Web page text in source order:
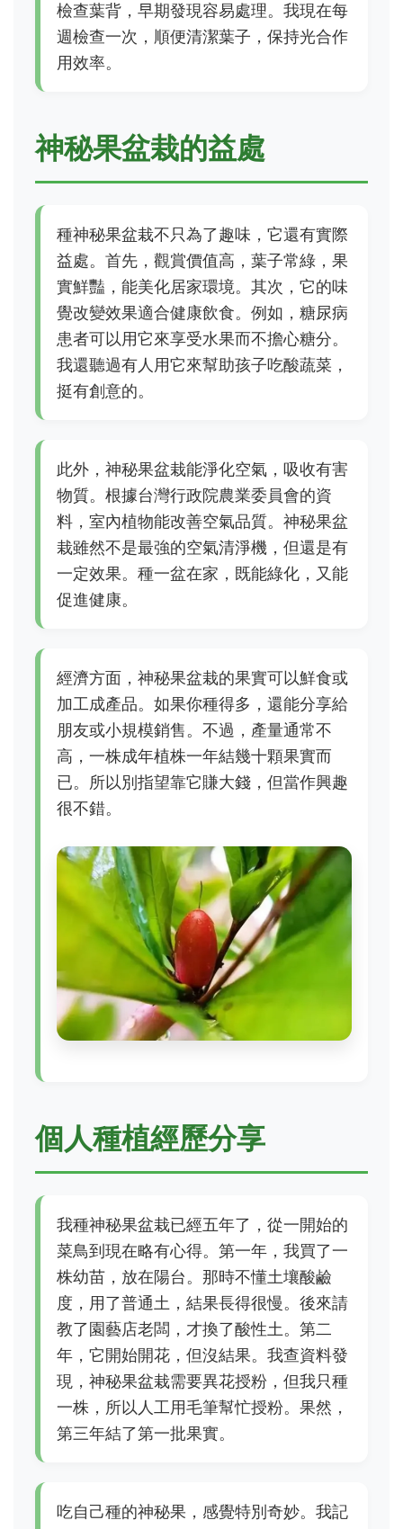
檢查葉背，早期發現容易處理。我現在每
週檢查一次，順便清潔葉子，保持光合作
用效率。
神秘果盆栽的益處
種神秘果盆栽不只為了趣味，它還有實際
益處。首先，觀賞價值高，葉子常綠，果
實鮮豔，能美化居家環境。其次，它的味
覺改變效果適合健康飲食。例如，糖尿病
患者可以用它來享受水果而不擔心糖分。
我還聽過有人用它來幫助孩子吃酸蔬菜，
挺有創意的。
此外，神秘果盆栽能淨化空氣，吸收有害
物質。根據台灣行政院農業委員會的資
料，室內植物能改善空氣品質。神秘果盆
栽雖然不是最強的空氣清淨機，但還是有
一定效果。種一盆在家，既能綠化，又能
促進健康。
經濟方面，神秘果盆栽的果實可以鮮食或
加工成產品。如果你種得多，還能分享給
朋友或小規模銷售。不過，產量通常不
高，一株成年植株一年結幾十顆果實而
已。所以別指望靠它賺大錢，但當作興趣
很不錯。
個人種植經歷分享
我種神秘果盆栽已經五年了，從一開始的
菜鳥到現在略有心得。第一年，我買了一
株幼苗，放在陽台。那時不懂土壤酸鹼
度，用了普通土，結果長得很慢。後來請
教了園藝店老闆，才換了酸性土。第二
年，它開始開花，但沒結果。我查資料發
現，神秘果盆栽需要異花授粉，但我只種
一株，所以人工用毛筆幫忙授粉。果然，
第三年結了第一批果實。
吃自己種的神秘果，感覺特別奇妙。我記